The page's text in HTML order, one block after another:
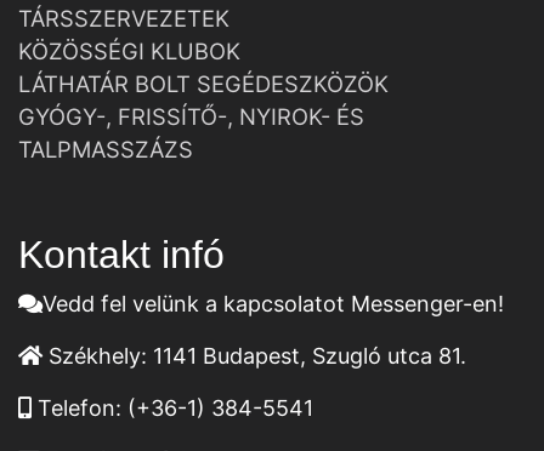
TÁRSSZERVEZETEK
KÖZÖSSÉGI KLUBOK
LÁTHATÁR BOLT SEGÉDESZKÖZÖK
GYÓGY-, FRISSÍTŐ-, NYIROK- ÉS
TALPMASSZÁZS
Kontakt infó
Vedd fel velünk a kapcsolatot Messenger-en!
Székhely: 1141 Budapest, Szugló utca 81.
Telefon: (+36-1) 384-5541